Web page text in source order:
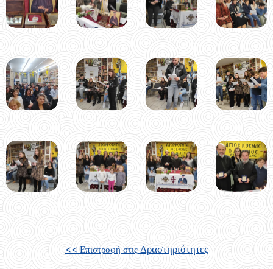
<< Επιστροφή στις Δραστηριότητες